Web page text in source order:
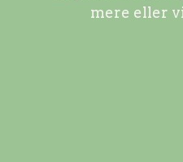
mere eller